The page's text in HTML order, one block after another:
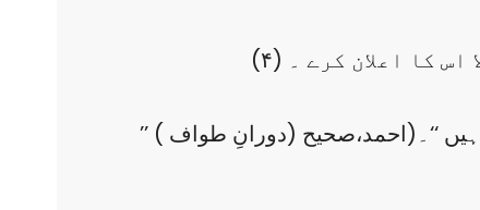
کا اعلان کرے ۔
’’ ( دورانِ طواف) ہر ہر قدم پر دس نیکیاں لکھی جاتی ہیں ، دس گناہ مٹا دیے جاتے ہیں اوردس درجات بلند کردیے جاتے ہیں ‘‘۔(احمد،صحیح